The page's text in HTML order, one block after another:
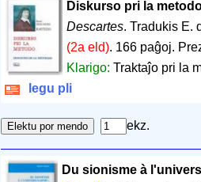
Diskurso pri la
Descartes. Tradukis E.
(2a eld). 166 paĝoj.
Klarigo: Traktaĵo pri la
legu pli
ekz.
Du sionisme à